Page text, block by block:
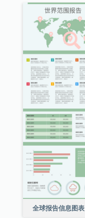
全球报告信息图表